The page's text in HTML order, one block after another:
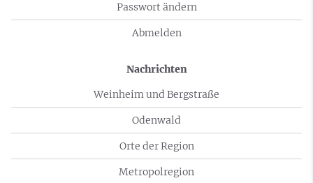
Passwort ändern
Abmelden
Nachrichten
Weinheim und Bergstraße
Odenwald
Orte der Region
Metropolregion